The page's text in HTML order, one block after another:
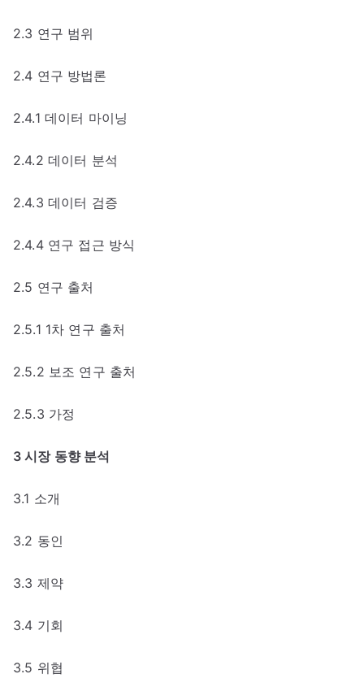
2.3 연구 범위
2.4 연구 방법론
2.4.1 데이터 마이닝
2.4.2 데이터 분석
2.4.3 데이터 검증
2.4.4 연구 접근 방식
2.5 연구 출처
2.5.1 1차 연구 출처
2.5.2 보조 연구 출처
2.5.3 가정
3 시장 동향 분석
3.1 소개
3.2 동인
3.3 제약
3.4 기회
3.5 위협